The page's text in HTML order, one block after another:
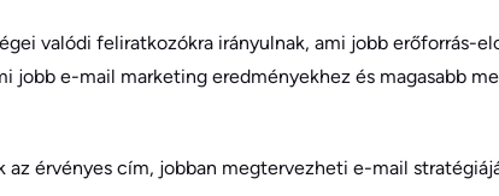
valódi feliratkozókra irányulnak, ami jobb erőforrás-
jobb e-mail marketing eredményekhez és magasabb
érvényes cím, jobban megtervezheti e-mail